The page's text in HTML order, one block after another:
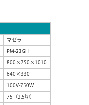
マゼラー
PM-23GH
800×750×1010
640×330
100V-750W
75（2.5切）